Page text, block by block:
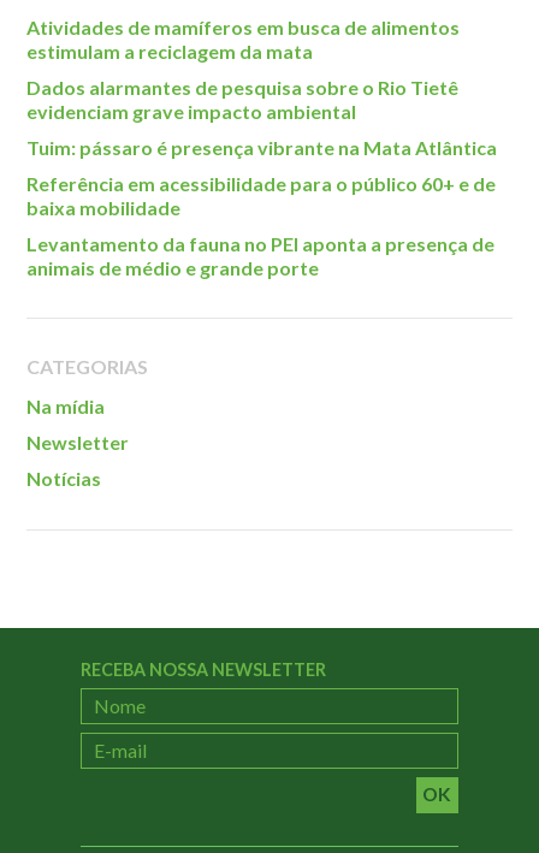
Atividades de mamíferos em busca de alimentos
estimulam a reciclagem da mata
Dados alarmantes de pesquisa sobre o Rio Tietê
evidenciam grave impacto ambiental
Tuim: pássaro é presença vibrante na Mata Atlântica
Referência em acessibilidade para o público 60+ e de
baixa mobilidade
Levantamento da fauna no PEI aponta a presença de
animais de médio e grande porte
CATEGORIAS
Na mídia
Newsletter
Notícias
RECEBA NOSSA NEWSLETTER
OK